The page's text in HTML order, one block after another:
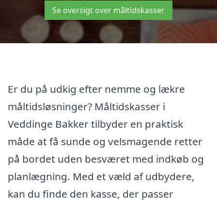
Se oversigt over måltidskasser
Er du på udkig efter nemme og lækre
måltidsløsninger? Måltidskasser i
Veddinge Bakker tilbyder en praktisk
måde at få sunde og velsmagende retter
på bordet uden besværet med indkøb og
planlægning. Med et væld af udbydere,
kan du finde den kasse, der passer